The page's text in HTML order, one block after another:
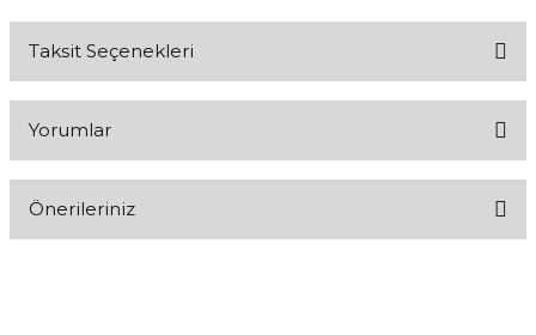
Taksit Seçenekleri
Yorumlar
Önerileriniz